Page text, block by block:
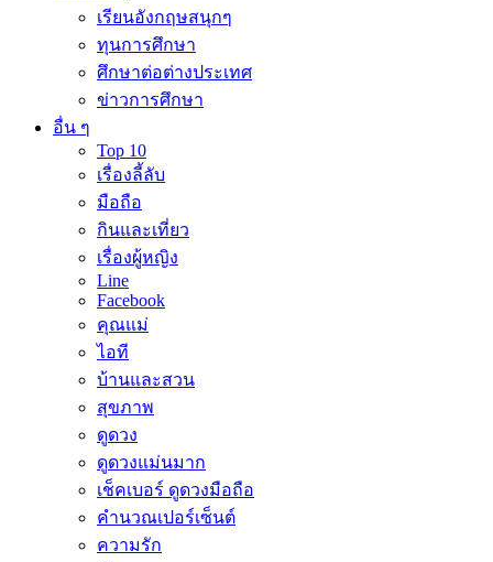
เรียนอังกฤษสนุกๆ
ทุนการศึกษา
ศึกษาต่อต่างประเทศ
ข่าวการศึกษา
อื่น ๆ
Top 10
เรื่องลี้ลับ
มือถือ
กินและเที่ยว
เรื่องผู้หญิง
Line
Facebook
คุณแม่
ไอที
บ้านและสวน
สุขภาพ
ดูดวง
ดูดวงแม่นมาก
เช็คเบอร์ ดูดวงมือถือ
คำนวณเปอร์เซ็นต์
ความรัก